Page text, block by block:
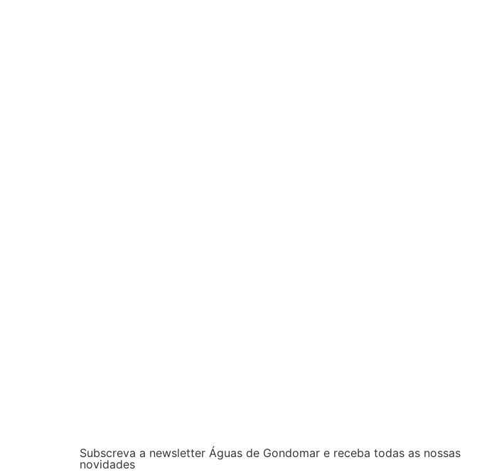
Subscreva a newsletter Águas de Gondomar e receba todas as nossas
novidades